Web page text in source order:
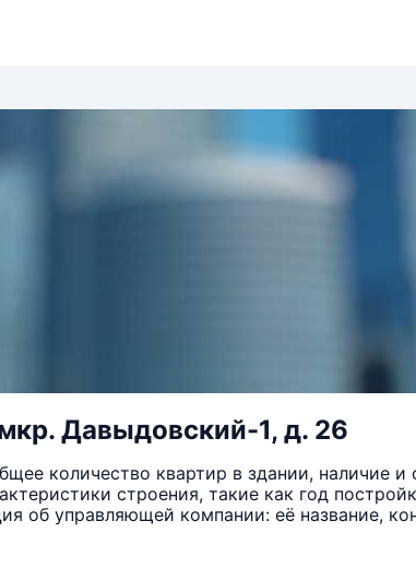
Давыдовский-1, д. 26
количество квартир в здании, наличие и
строения, такие как год
об управляющей компании: её название,